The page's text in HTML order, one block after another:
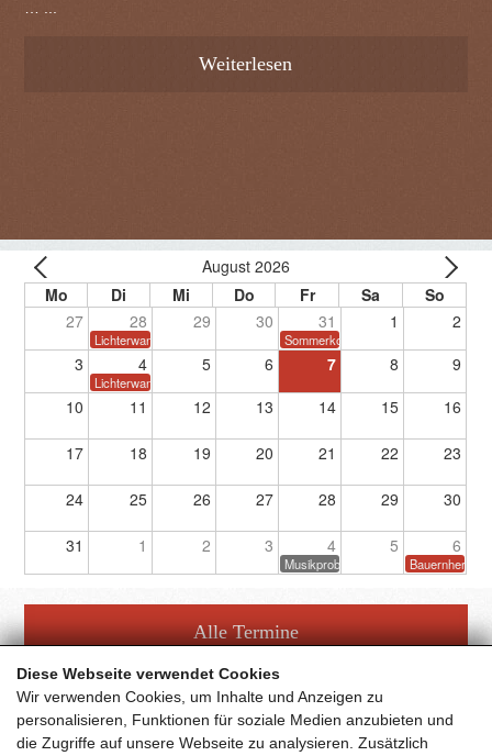
Diese Webseite verwendet Cookies
Wir verwenden Cookies, um Inhalte und Anzeigen zu
personalisieren, Funktionen für soziale Medien anzubieten und
die Zugriffe auf unsere Webseite zu analysieren. Zusätzlich
Weiterlesen
August 2026
27 28 29 30 31 1 2
Lichterwanderung Sommerkonzert
3 4 5 6 7 8 9
Lichterwanderung
10 11 12 13 14 15 16
17 18 19 20 21 22 23
24 25 26 27 28 29 30
31 1 2 3 4 5 6
Musikprobe
Alle Termine